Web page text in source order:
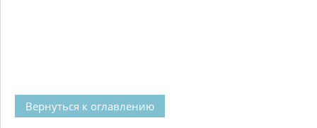
Вернуться к оглавлению